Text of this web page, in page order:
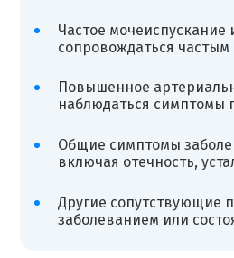
Частое
сопровождаться
Повышенное
наблюдаться симптомы
Общие симптомы
включая отечность,
Другие сопутствующие
заболеванием или